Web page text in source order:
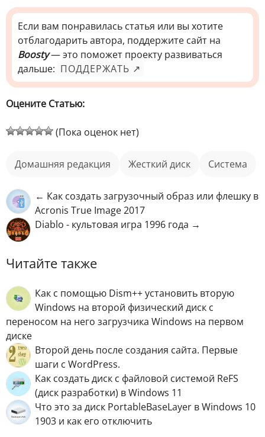
Если вам понравилась статья или вы хотите
отблагодарить автора, поддержите сайт на
Boosty— это поможет проекту развиваться
дальше: ПОДДЕРЖАТЬ ↗
Оцените Статью:
(Пока оценок нет)
домашняя редакция жесткий диск Система
← Как создать загрузочный образ или флешку в
Acronis True Image 2017
Diablo - культовая игра 1996 года →
Читайте также
Как с помощью Dism++ установить вторую
Windows на второй физический диск с
переносом на него загрузчика Windows на первом
диске
Второй день после создания сайта. Первые
шаги с WordPress.
Как создать диск с файловой системой ReFS
(диск разработки) в Windows 11
Что это за диск PortableBaseLayer в Windows 10
1903 и как его отключить